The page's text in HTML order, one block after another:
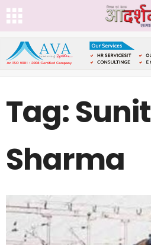
Tag: Sunit
Sharma